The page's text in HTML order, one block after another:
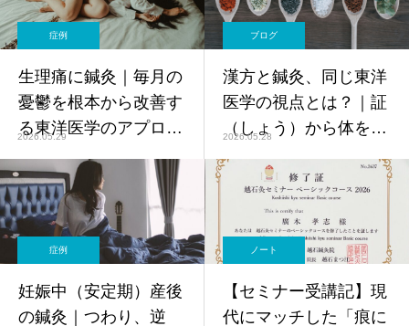
症例
生理痛に鍼灸｜毎月の
憂鬱を根本から改善す
る東洋医学のアプロー
2026.05.29
ブログ
漢方と鍼灸、同じ東洋
医学の視点とは？｜証
（しょう）から体を読
2026.05.28
症例
妊娠中（安定期）産後
の鍼灸｜つわり、逆
ノート
【セミナー受講記】現
代にマッチした「痕に